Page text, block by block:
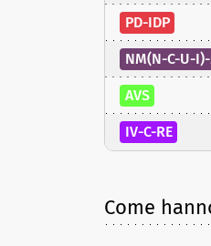
PD-IDP
NM(N-C-U-
AVS
IV-C-RE
Come